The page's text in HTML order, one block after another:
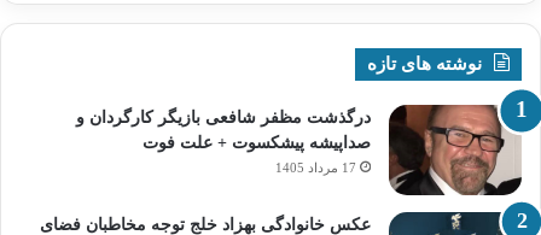
نوشته های تازه
درگذشت مظفر شافعی بازیگر کارگردان و
صداپیشه پیشکسوت + علت فوت
17 مرداد 1405
عکس خانوادگی بهزاد خلج توجه مخاطبان فضای